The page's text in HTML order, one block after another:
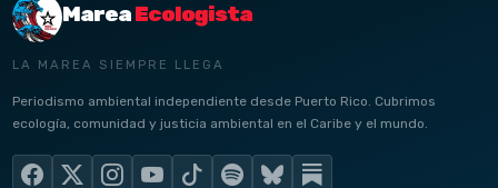
MareaEcologista
LA MAREA SIEMPRE LLEGA
Periodismo ambiental independiente desde Puerto Rico. Cubrimos
ecología, comunidad y justicia ambiental en el Caribe y el mundo.